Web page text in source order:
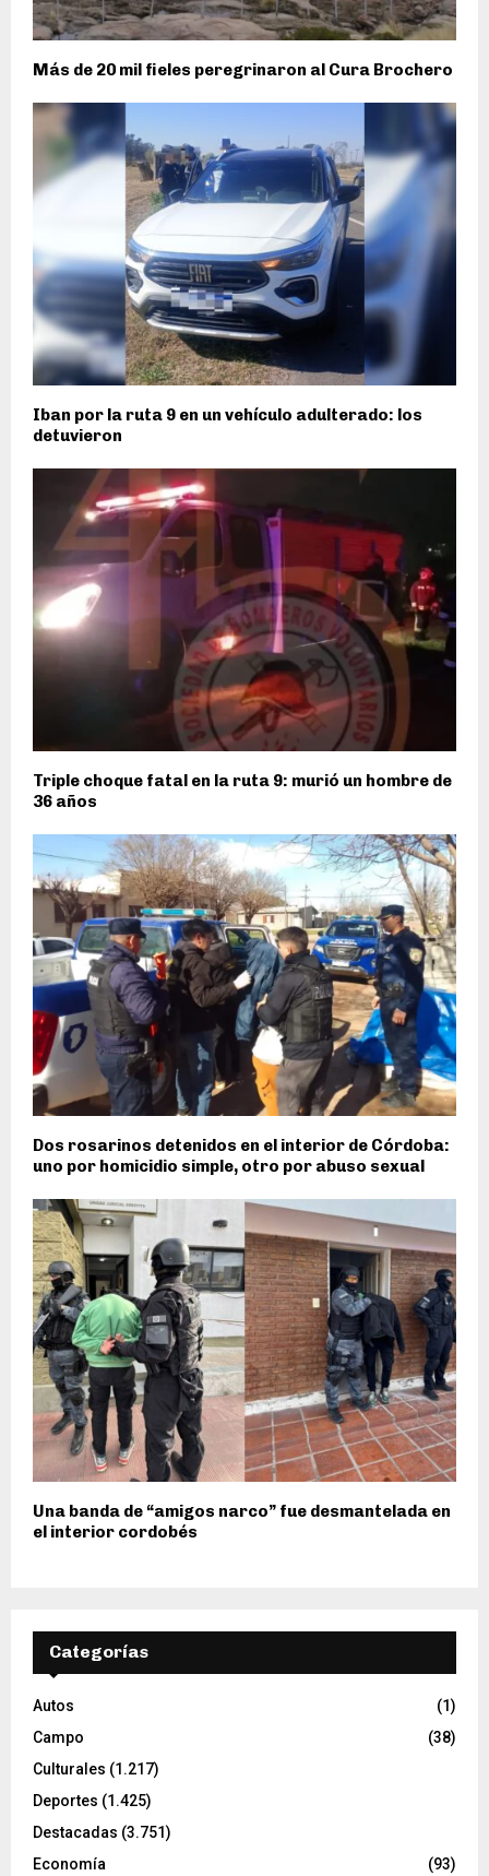
Más de 20 mil fieles peregrinaron al Cura Brochero
Iban por la ruta 9 en un vehículo adulterado: los
detuvieron
Triple choque fatal en la ruta 9: murió un hombre de
36 años
Dos rosarinos detenidos en el interior de Córdoba:
uno por homicidio simple, otro por abuso sexual
Una banda de “amigos narco” fue desmantelada en
el interior cordobés
Categorías
Autos
(1)
Campo
(38)
Culturales (1.217)
Deportes (1.425)
Destacadas (3.751)
Economía
(93)